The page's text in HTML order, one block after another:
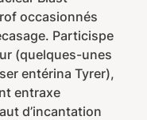
occasionnés
Particispe
(quelques-unes
entérina Tyrer),
entraxe
d’incantation